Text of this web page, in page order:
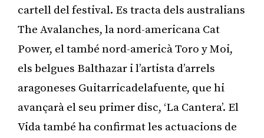
cartell del festival. Es tracta dels australians
The Avalanches, la nord-americana Cat
Power, el també nord-americà Toro y Moi,
els belgues Balthazar i l’artista d’arrels
aragoneses Guitarricadelafuente, que hi
avançarà el seu primer disc, ‘La Cantera’. El
Vida també ha confirmat les actuacions de